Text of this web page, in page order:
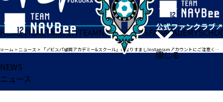
閉じる
HOMETICKETMATCHTEAMNEWSGOODSFANACADEMY
ホーム >ニュース > 「アビスパ福岡アカデミー&スクール」のなりすましInstagramアカウントにご注意ください
NEWS
ニュース